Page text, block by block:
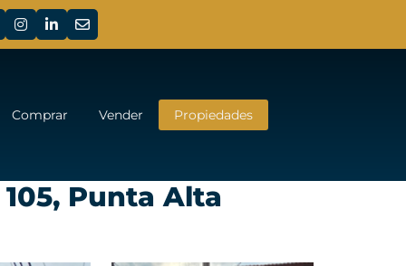
Comprar Vender Propiedades
Punta Alta